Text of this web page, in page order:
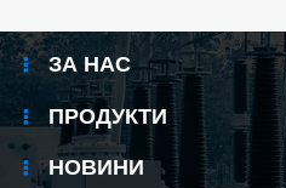
ЗА НАС
ПРОДУКТИ
НОВИНИ